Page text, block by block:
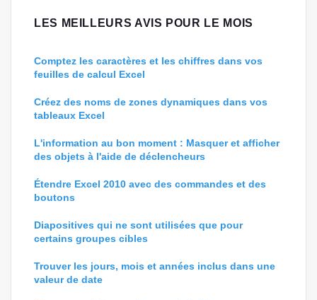
LES MEILLEURS AVIS POUR LE MOIS
Comptez les caractères et les chiffres dans vos
feuilles de calcul Excel
Créez des noms de zones dynamiques dans vos
tableaux Excel
L'information au bon moment : Masquer et afficher
des objets à l'aide de déclencheurs
Étendre Excel 2010 avec des commandes et des
boutons
Diapositives qui ne sont utilisées que pour
certains groupes cibles
Trouver les jours, mois et années inclus dans une
valeur de date